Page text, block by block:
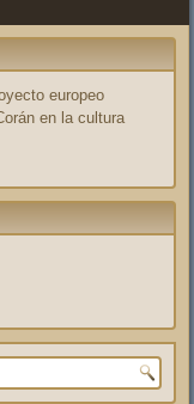
europeo
en la cultura